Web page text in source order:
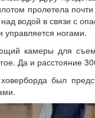
пролетела
водой в связи с
управляется ногами.
камеры для
Да и расстояние
был